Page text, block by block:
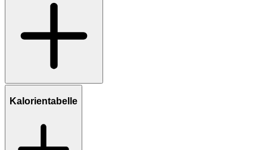
Kalorientabelle